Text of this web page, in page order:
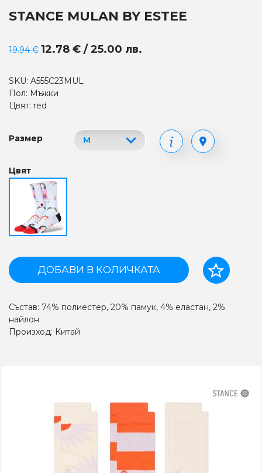
STANCE MULAN BY ESTEE
19.94 € 12.78 € / 25.00 лв.
SKU: A555C23MUL
Пол: Мъжки
Цвят: red
Размер
Цвят
ДОБАВИ В КОЛИЧКАТА
Състав: 74% полиестер, 20% памук, 4% еластан, 2%
найлон
Произход: Китай